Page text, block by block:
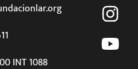
INT 1088